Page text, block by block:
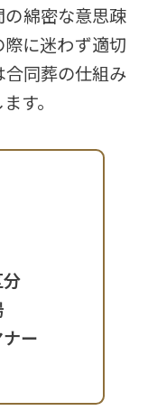
綿密な意思疎
に迷わず適切
同葬の仕組み
す。
ー